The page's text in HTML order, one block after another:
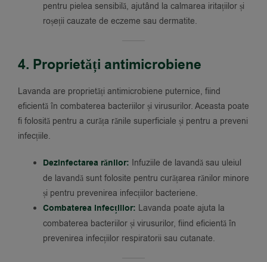
pentru pielea sensibilă, ajutând la calmarea iritațiilor și
roșeții cauzate de eczeme sau dermatite.
4. Proprietăți antimicrobiene
Lavanda are proprietăți antimicrobiene puternice, fiind
eficientă în combaterea bacteriilor și virusurilor. Aceasta poate
fi folosită pentru a curăța rănile superficiale și pentru a preveni
infecțiile.
Dezinfectarea rănilor: Infuziile de lavandă sau uleiul
de lavandă sunt folosite pentru curățarea rănilor minore
și pentru prevenirea infecțiilor bacteriene.
Combaterea infecțiilor: Lavanda poate ajuta la
combaterea bacteriilor și virusurilor, fiind eficientă în
prevenirea infecțiilor respiratorii sau cutanate.